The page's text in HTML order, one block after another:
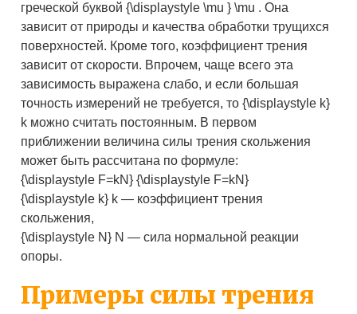
греческой буквой {\displaystyle \mu } \mu . Она
зависит от природы и качества обработки трущихся
поверхностей. Кроме того, коэффициент трения
зависит от скорости. Впрочем, чаще всего эта
зависимость выражена слабо, и если большая
точность измерений не требуется, то {\displaystyle k}
k можно считать постоянным. В первом
приближении величина силы трения скольжения
может быть рассчитана по формуле:
{\displaystyle F=kN} {\displaystyle F=kN}
{\displaystyle k} k — коэффициент трения
скольжения,
{\displaystyle N} N — сила нормальной реакции
опоры.
Примеры силы трения